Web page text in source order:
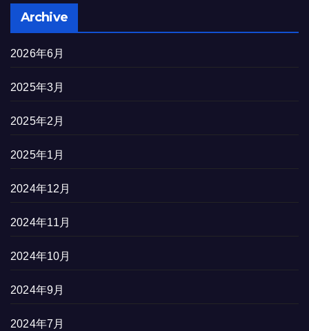
Archive
2026年6月
2025年3月
2025年2月
2025年1月
2024年12月
2024年11月
2024年10月
2024年9月
2024年7月